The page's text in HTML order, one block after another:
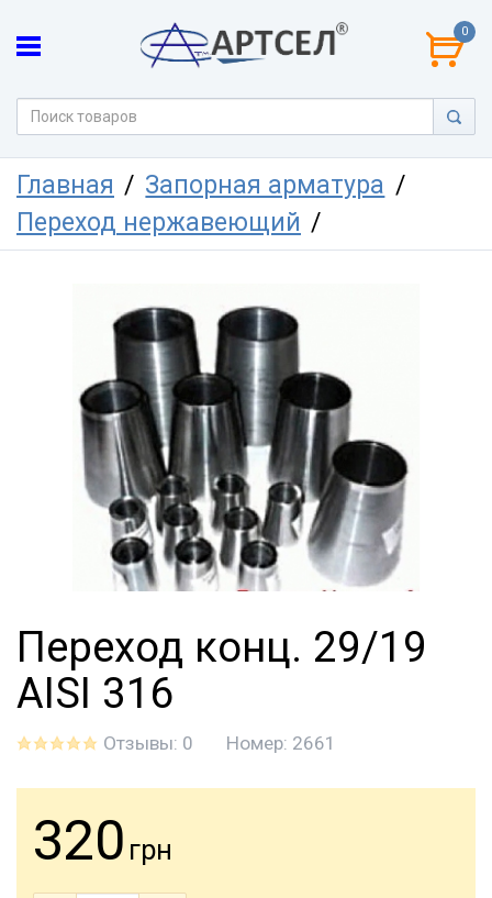
0
Главная
Запорная арматура
Переход нержавеющий
Переход конц. 29/19
AISI 316
Отзывы: 0 Номер: 2661
320 грн